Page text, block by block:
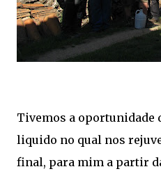
Tivemos a oportunidade
liquido no qual nos
final, para mim a partir